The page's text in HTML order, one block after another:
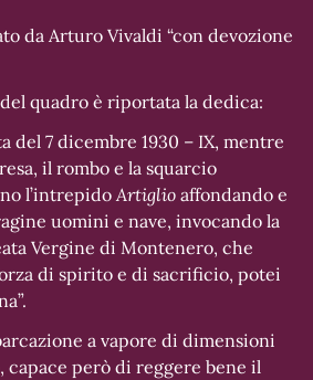
da Arturo Vivaldi “con devozione
quadro è riportata la dedica:
del 7 dicembre 1930 – IX, mentre
il rombo e la squarcio
l’intrepido Artiglio affondando e
uomini e nave, invocando la
Vergine di Montenero, che
di spirito e di sacrificio, potei
a vapore di dimensioni
però di reggere bene il